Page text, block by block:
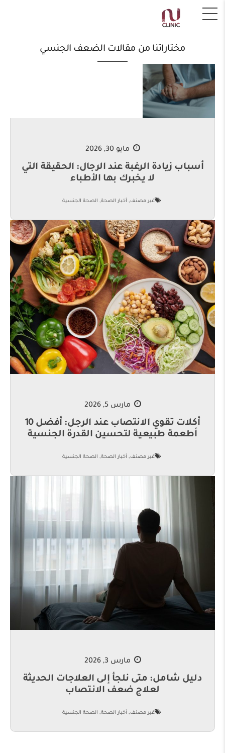
مختاراتنا من مقالات الضعف الجنسي
مايو 30, 2026
أسباب زيادة الرغبة عند الرجال: الحقيقة التي
لا يخبرك بها الأطباء
غير مصنف, أخبار الصحة, الصحة الجنسية
مارس 5, 2026
أكلات تقوي الانتصاب عند الرجل: أفضل 10
أطعمة طبيعية لتحسين القدرة الجنسية
غير مصنف, أخبار الصحة, الصحة الجنسية
مارس 3, 2026
دليل شامل: متى نلجأ إلى العلاجات الحديثة
لعلاج ضعف الانتصاب
غير مصنف, أخبار الصحة, الصحة الجنسية